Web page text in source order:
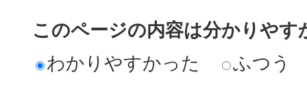
このページの内容は分かりやす
わかりやすかった
ふつう